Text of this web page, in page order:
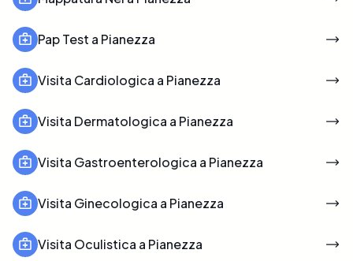
Pap Test a Pianezza
Visita Cardiologica a Pianezza
Visita Dermatologica a Pianezza
Visita Gastroenterologica a Pianezza
Visita Ginecologica a Pianezza
Visita Oculistica a Pianezza